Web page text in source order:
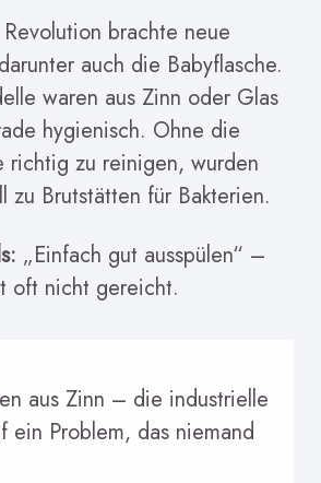
brachte neue
auch die Babyflasche.
waren aus Zinn oder Glas
hygienisch. Ohne die
richtig zu reinigen, wurden
zu Brutstätten für Bakterien.
„Einfach gut ausspülen“ –
oft nicht gereicht.
aus Zinn – die industrielle
ein Problem, das niemand